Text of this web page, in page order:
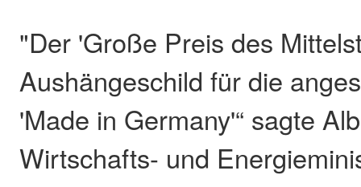
"Der 'Große Preis des
Aushängeschild für die
'Made in Germany'“ sagte
Wirtschafts- und